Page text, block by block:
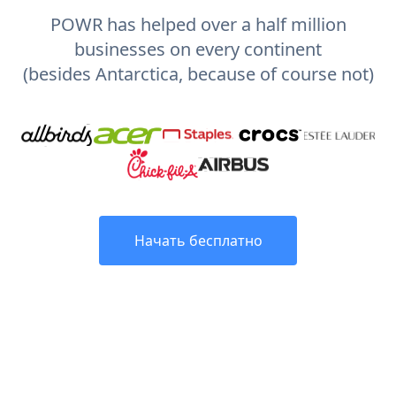
POWR has helped over a half million
businesses on every continent
(besides Antarctica, because of course not)
Начать бесплатно